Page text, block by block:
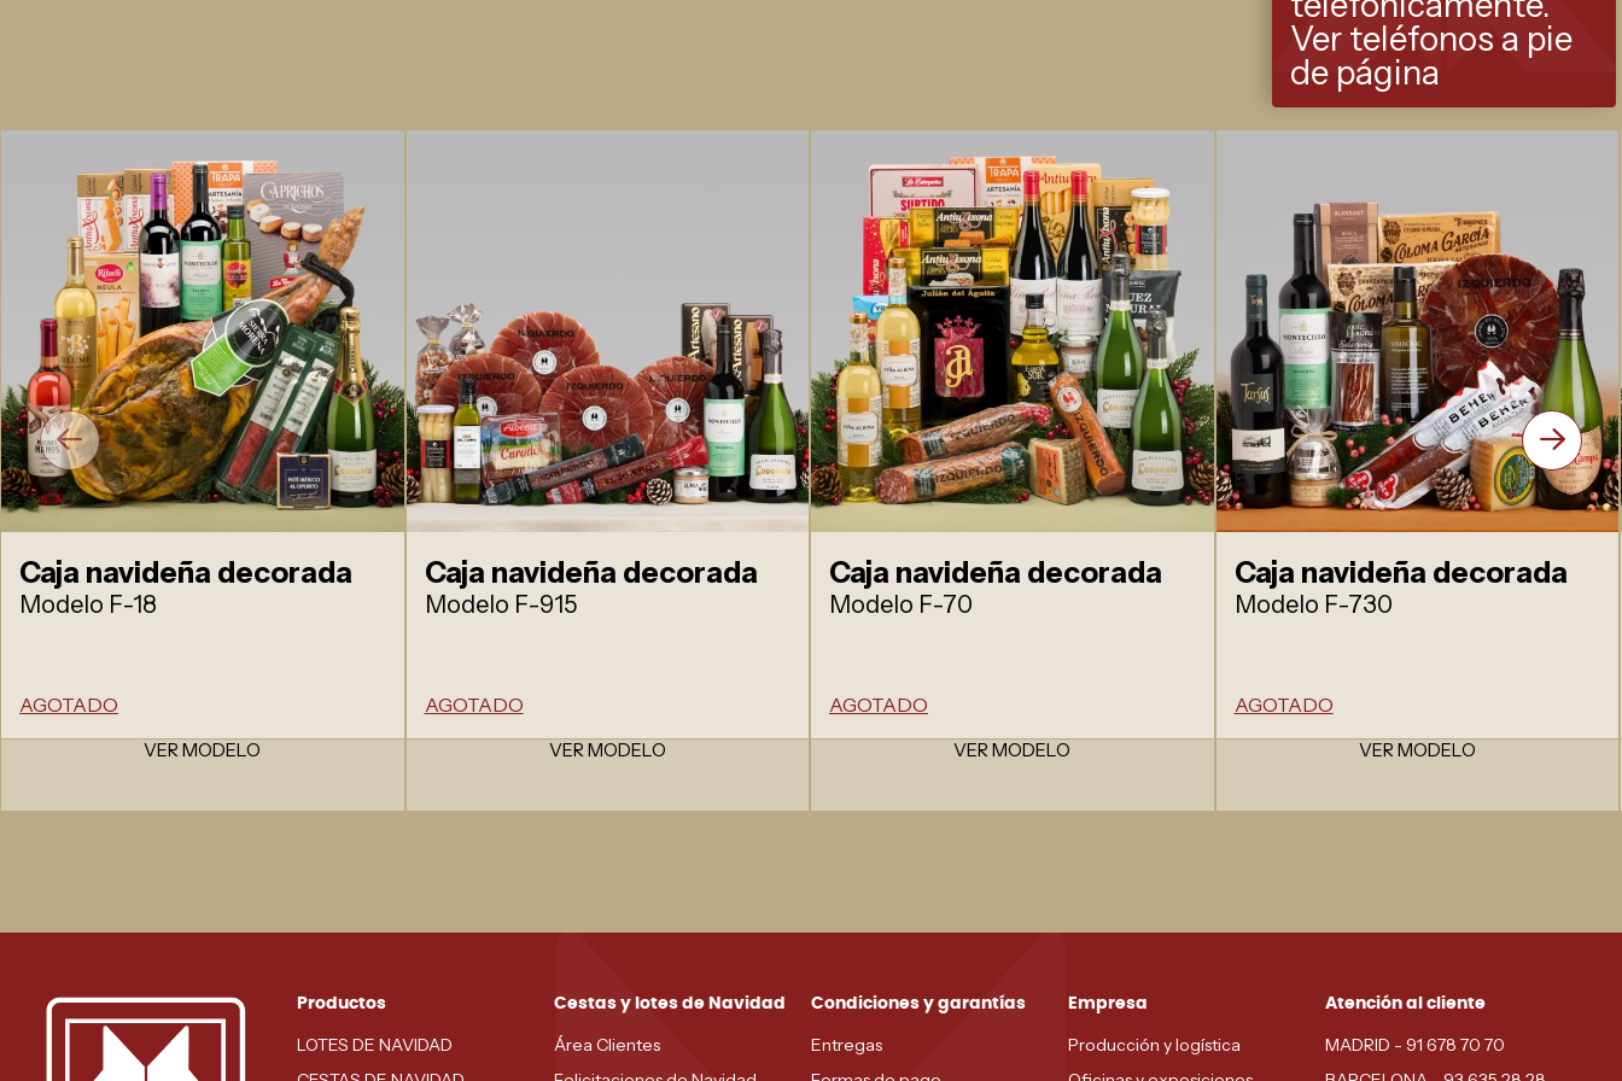
Caja navideña decorada
Modelo F-18
AGOTADO
VER MODELO
Caja navideña decorada
Modelo F-915
AGOTADO
VER MODELO
Caja navideña decorada
Modelo F-70
AGOTADO
VER MODELO
Caja navideña decorada
Modelo F-730
AGOTADO
VER MODELO
Productos
LOTES DE NAVIDAD
Cestas y lotes de Navidad
Área Clientes
Condiciones y garantías
Entregas
Empresa
Producción y logística
Atención al cliente
MADRID - 91 678 70 70
Ver teléfonos a pie
de página